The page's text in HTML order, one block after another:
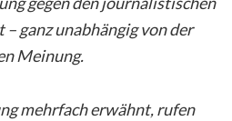
ganz unabhängig von der
Meinung.
mehrfach erwähnt, rufen